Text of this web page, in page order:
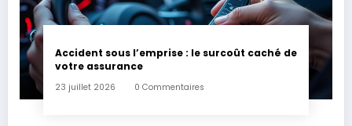
Accident sous l’emprise : le surcoût caché de
votre assurance
23 juillet 2026 0 Commentaires